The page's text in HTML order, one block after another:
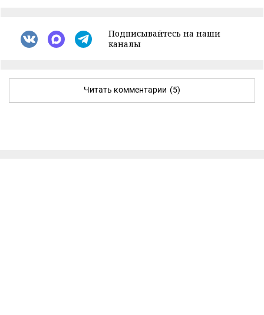
Подписывайтесь на наши
каналы
Читать комментарии (5)